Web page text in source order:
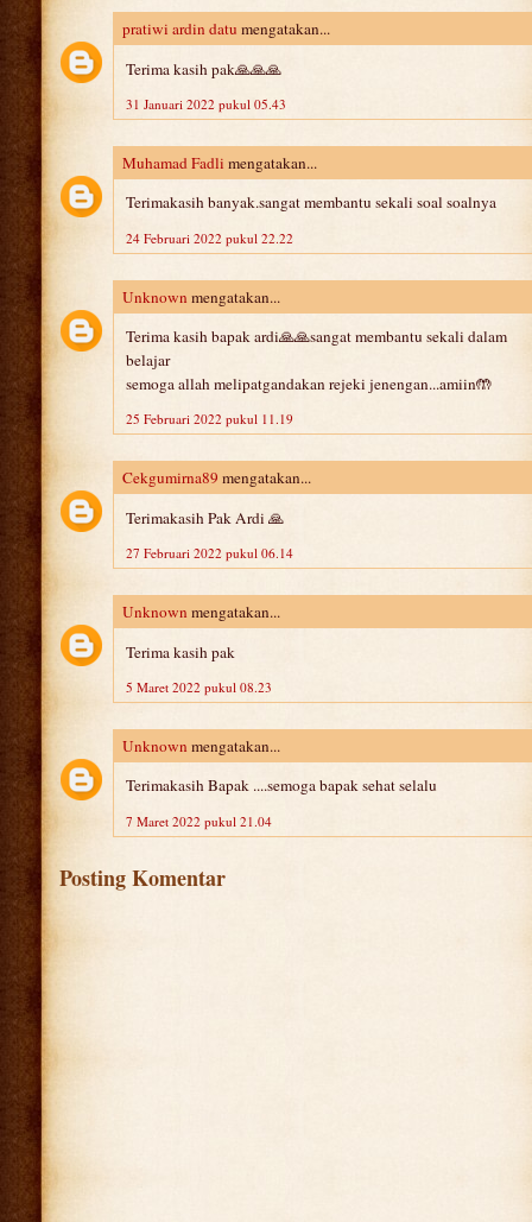
pratiwi ardin datu mengatakan...
Terima kasih pak🙏🙏🙏
31 Januari 2022 pukul 05.43
Muhamad Fadli mengatakan...
Terimakasih banyak.sangat membantu sekali soal soalnya
24 Februari 2022 pukul 22.22
Unknown mengatakan...
Terima kasih bapak ardi🙏🙏sangat membantu sekali dalam
belajar
semoga allah melipatgandakan rejeki jenengan...amiin🤲
25 Februari 2022 pukul 11.19
Cekgumirna89 mengatakan...
Terimakasih Pak Ardi 🙏
27 Februari 2022 pukul 06.14
Unknown mengatakan...
Terima kasih pak
5 Maret 2022 pukul 08.23
Unknown mengatakan...
Terimakasih Bapak ....semoga bapak sehat selalu
7 Maret 2022 pukul 21.04
Posting Komentar